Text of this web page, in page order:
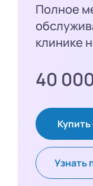
Полное
клинике
40
Узнать